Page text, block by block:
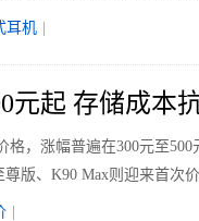
耳机
元起 存储成本
，涨幅普遍在300元至
版、K90 Max则迎来首次价